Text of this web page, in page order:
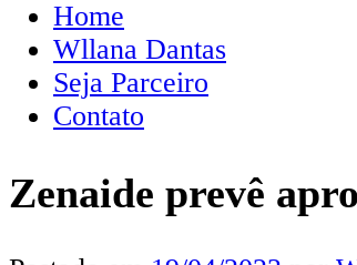
Home
Wllana Dantas
Seja Parceiro
Contato
Zenaide prevê